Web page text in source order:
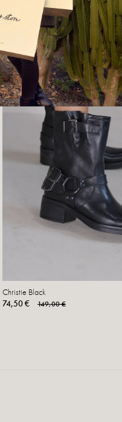
Christie Black
74,50 €
149,00 €